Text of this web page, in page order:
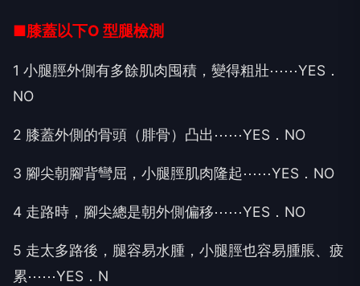
■膝蓋以下O 型腿檢測
1 小腿脛外側有多餘肌肉囤積，變得粗壯⋯⋯YES．
NO
2 膝蓋外側的骨頭（腓骨）凸出⋯⋯YES．NO
3 腳尖朝腳背彎屈，小腿脛肌肉隆起⋯⋯YES．NO
4 走路時，腳尖總是朝外側偏移⋯⋯YES．NO
5 走太多路後，腿容易水腫，小腿脛也容易腫脹、疲
累⋯⋯YES．N